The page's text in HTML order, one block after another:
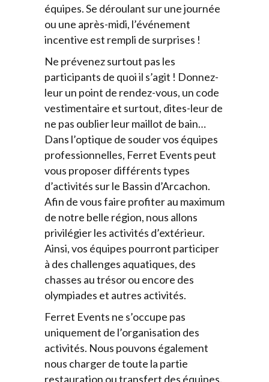
équipes. Se déroulant sur une journée
ou une après-midi, l’événement
incentive est rempli de surprises !
Ne prévenez surtout pas les
participants de quoi il s’agit ! Donnez-
leur un point de rendez-vous, un code
vestimentaire et surtout, dites-leur de
ne pas oublier leur maillot de bain…
Dans l’optique de souder vos équipes
professionnelles, Ferret Events peut
vous proposer différents types
d’activités sur le Bassin d’Arcachon.
Afin de vous faire profiter au maximum
de notre belle région, nous allons
privilégier les activités d’extérieur.
Ainsi, vos équipes pourront participer
à des challenges aquatiques, des
chasses au trésor ou encore des
olympiades et autres activités.
Ferret Events ne s’occupe pas
uniquement de l’organisation des
activités. Nous pouvons également
nous charger de toute la partie
restauration ou transfert des équipes.